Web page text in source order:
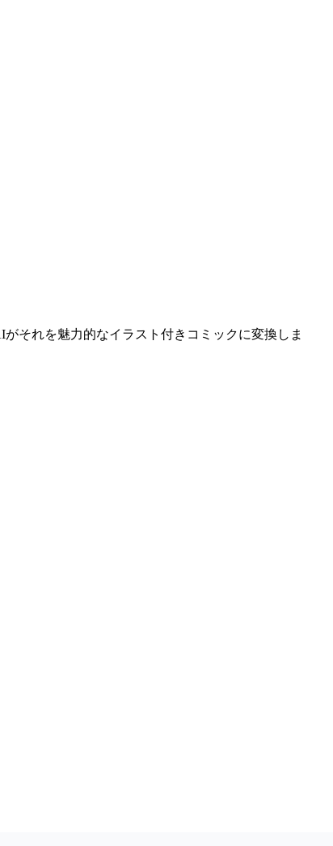
それを魅力的なイラスト付きコミックに変換しま